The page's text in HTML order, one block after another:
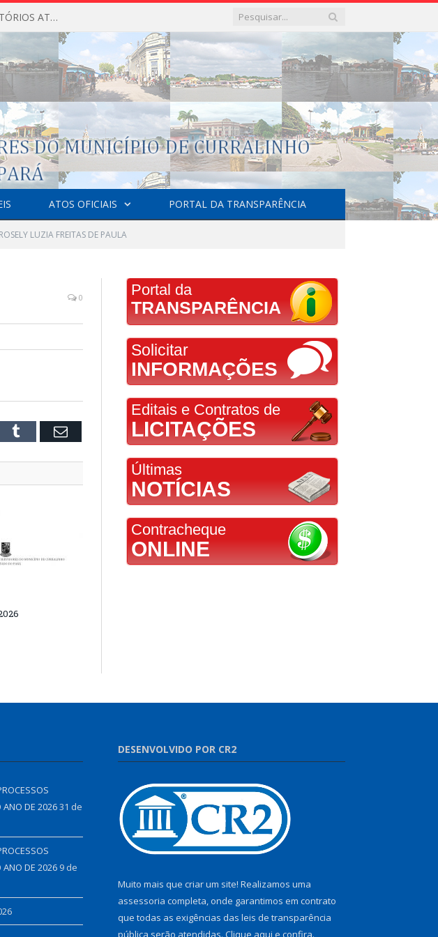
NÃO FORAM REALIZADOS NOVOS PROCESSOS LICITATÓRIOS ATÉ O MOMENTO DO ANO DE 2026
ATOS OFICIAIS PORTAL DA TRANSPARÊNCIA
LUZIA FREITAS DE PAULA
0
Tumblr Email
Portal da
TRANSPARÊNCIA
Solicitar
INFORMAÇÕES
Editais e Contratos de
LICITAÇÕES
Últimas
NOTÍCIAS
Contracheque
ONLINE
ANO DE 202631 de
ANO DE 2026 9 de
DESENVOLVIDO POR CR2
Muito mais que criar um site! Realizamos uma
assessoria completa, onde garantimos em contrato
que todas as exigências das leis de transparência
pública serão atendidas. Clique aqui e confira.